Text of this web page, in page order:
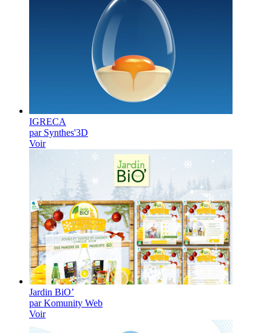
IGRECA
par Synthes'3D
Voir
Jardin BiO’
par Komunity Web
Voir